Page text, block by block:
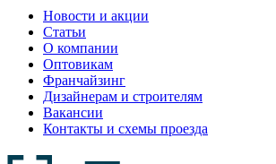
Новости и акции
Статьи
О компании
Оптовикам
Франчайзинг
Дизайнерам и строителям
Вакансии
Контакты и схемы проезда